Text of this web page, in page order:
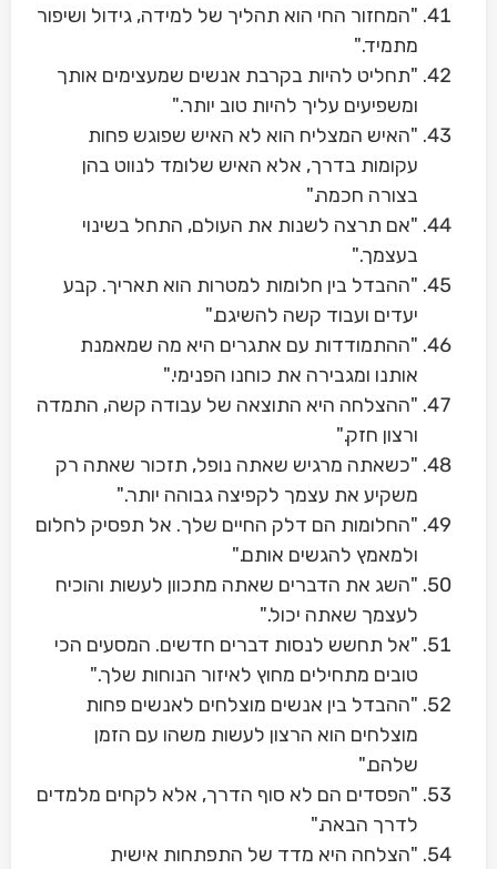
"המחזור החי הוא תהליך של למידה, גידול ושיפור
מתמיד."
"תחליט להיות בקרבת אנשים שמעצימים אותך
ומשפיעים עליך להיות טוב יותר."
"האיש המצליח הוא לא האיש שפוגש פחות
עקומות בדרך, אלא האיש שלומד לנווט בהן
בצורה חכמה."
"אם תרצה לשנות את העולם, התחל בשינוי
בעצמך."
"ההבדל בין חלומות למטרות הוא תאריך. קבע
יעדים ועבוד קשה להשיגם."
"ההתמודדות עם אתגרים היא מה שמאמנת
אותנו ומגבירה את כוחנו הפנימי."
"ההצלחה היא התוצאה של עבודה קשה, התמדה
ורצון חזק."
"כשאתה מרגיש שאתה נופל, תזכור שאתה רק
משקיע את עצמך לקפיצה גבוהה יותר."
"החלומות הם דלק החיים שלך. אל תפסיק לחלום
ולמאמץ להגשים אותם."
"השג את הדברים שאתה מתכוון לעשות והוכיח
לעצמך שאתה יכול."
"אל תחשש לנסות דברים חדשים. המסעים הכי
טובים מתחילים מחוץ לאיזור הנוחות שלך."
"ההבדל בין אנשים מוצלחים לאנשים פחות
מוצלחים הוא הרצון לעשות משהו עם הזמן
שלהם."
"הפסדים הם לא סוף הדרך, אלא לקחים מלמדים
לדרך הבאה."
"הצלחה היא מדד של התפתחות אישית